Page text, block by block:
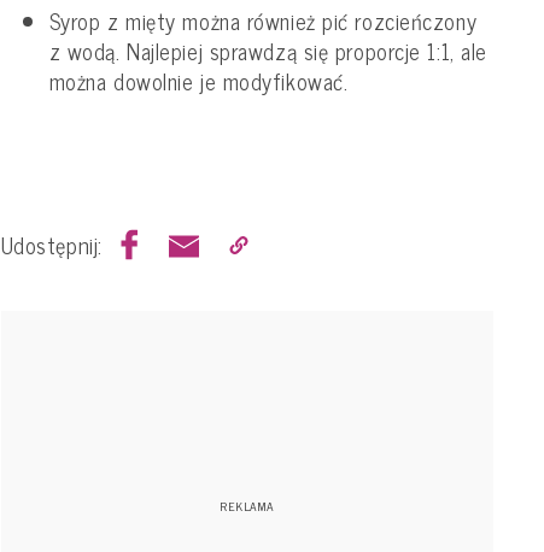
Syrop z mięty można również pić rozcieńczony
z wodą. Najlepiej sprawdzą się proporcje 1:1, ale
można dowolnie je modyfikować.
Udostępnij: